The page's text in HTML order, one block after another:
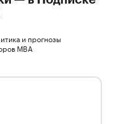
и прогнозы
MBA